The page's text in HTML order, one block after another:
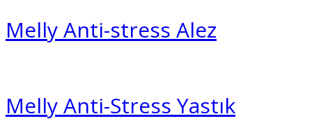
Melly Anti-stress Alez
Melly Anti-Stress Yastık